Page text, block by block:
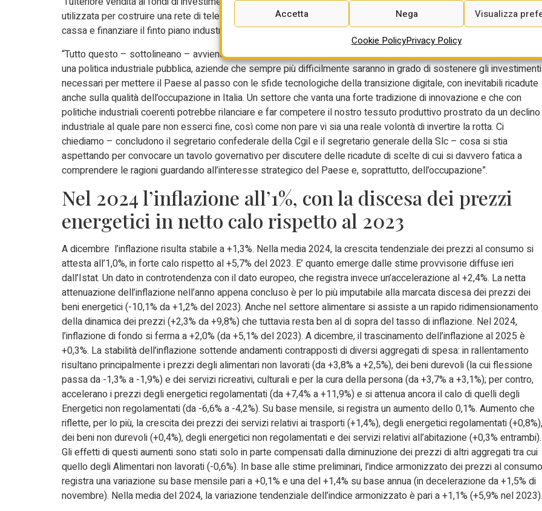
Accetta Nega Visualizza
Cookie PolicyPrivacy Policy
utilizzata per costruire una rete di telecomunicazioni di backup pubblica in caso di emergenze, per fare un po’ di
cassa e finanziare il finto piano industriale della Rai”.
“Tutto questo – sottolineano – avviene mentre le aziende del settore ormai boccheggiano anche per l’assenza di
una politica industriale pubblica, aziende che sempre più difficilmente saranno in grado di sostenere gli investimenti
necessari per mettere il Paese al passo con le sfide tecnologiche della transizione digitale, con inevitabili ricadute
anche sulla qualità dell’occupazione in Italia. Un settore che vanta una forte tradizione di innovazione e che con
politiche industriali coerenti potrebbe rilanciare e far competere il nostro tessuto produttivo prostrato da un declino
industriale al quale pare non esserci fine, così come non pare vi sia una reale volontà di invertire la rotta. Ci
chiediamo – concludono il segretario confederale della Cgil e il segretario generale della Slc – cosa si stia
aspettando per convocare un tavolo governativo per discutere delle ricadute di scelte di cui si davvero fatica a
comprendere le ragioni guardando all’interesse strategico del Paese e, soprattutto, dell’occupazione”.
Nel 2024 l’inflazione all’1%, con la discesa dei prezzi
energetici in netto calo rispetto al 2023
A dicembre l’inflazione risulta stabile a +1,3%. Nella media 2024, la crescita tendenziale dei prezzi al consumo si
attesta all’1,0%, in forte calo rispetto al +5,7% del 2023. E’ quanto emerge dalle stime provvisorie diffuse ieri
dall’Istat. Un dato in controtendenza con il dato europeo, che registra invece un’accelerazione al +2,4%. La netta
attenuazione dell’inflazione nell’anno appena concluso è per lo più imputabile alla marcata discesa dei prezzi dei
beni energetici (-10,1% da +1,2% del 2023). Anche nel settore alimentare si assiste a un rapido ridimensionamento
della dinamica dei prezzi (+2,3% da +9,8%) che tuttavia resta ben al di sopra del tasso di inflazione. Nel 2024,
l’inflazione di fondo si ferma a +2,0% (da +5,1% del 2023). A dicembre, il trascinamento dell’inflazione al 2025 è
+0,3%. La stabilità dell’inflazione sottende andamenti contrapposti di diversi aggregati di spesa: in rallentamento
risultano principalmente i prezzi degli alimentari non lavorati (da +3,8% a +2,5%), dei beni durevoli (la cui flessione
passa da -1,3% a -1,9%) e dei servizi ricreativi, culturali e per la cura della persona (da +3,7% a +3,1%); per contro,
accelerano i prezzi degli energetici regolamentati (da +7,4% a +11,9%) e si attenua ancora il calo di quelli degli
Energetici non regolamentati (da -6,6% a -4,2%). Su base mensile, si registra un aumento dello 0,1%. Aumento che
riflette, per lo più, la crescita dei prezzi dei servizi relativi ai trasporti (+1,4%), degli energetici regolamentati (+0,8%),
dei beni non durevoli (+0,4%), degli energetici non regolamentati e dei servizi relativi all’abitazione (+0,3% entrambi).
Gli effetti di questi aumenti sono stati solo in parte compensati dalla diminuzione dei prezzi di altri aggregati tra cui
quello degli Alimentari non lavorati (-0,6%). In base alle stime preliminari, l’indice armonizzato dei prezzi al
registra una variazione su base mensile pari a +0,1% e una del +1,4% su base annua (in decelerazione da +1,5% di
novembre). Nella media del 2024, la variazione tendenziale dell’indice armonizzato è pari a +1,1% (+5,9% nel 2023).